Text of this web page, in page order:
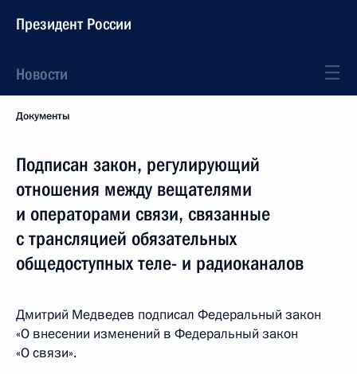
Президент России
Новости
Документы
Подписан закон, регулирующий
отношения между вещателями
и операторами связи, связанные
с трансляцией обязательных
общедоступных теле- и радиоканалов
Дмитрий Медведев подписал Федеральный закон
«О внесении изменений в Федеральный закон
«О связи».